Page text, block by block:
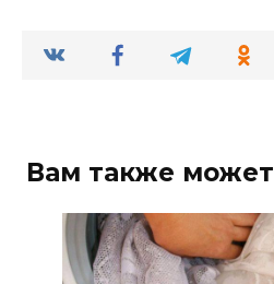
Вам также